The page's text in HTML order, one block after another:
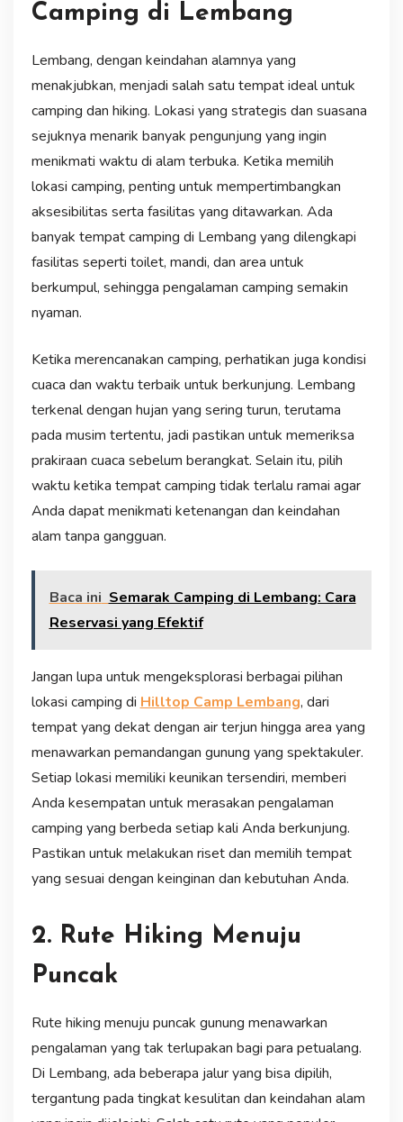
Camping di Lembang
Lembang, dengan keindahan alamnya yang
menakjubkan, menjadi salah satu tempat ideal untuk
camping dan hiking. Lokasi yang strategis dan suasana
sejuknya menarik banyak pengunjung yang ingin
menikmati waktu di alam terbuka. Ketika memilih
lokasi camping, penting untuk mempertimbangkan
aksesibilitas serta fasilitas yang ditawarkan. Ada
banyak tempat camping di Lembang yang dilengkapi
fasilitas seperti toilet, mandi, dan area untuk
berkumpul, sehingga pengalaman camping semakin
nyaman.
Ketika merencanakan camping, perhatikan juga kondisi
cuaca dan waktu terbaik untuk berkunjung. Lembang
terkenal dengan hujan yang sering turun, terutama
pada musim tertentu, jadi pastikan untuk memeriksa
prakiraan cuaca sebelum berangkat. Selain itu, pilih
waktu ketika tempat camping tidak terlalu ramai agar
Anda dapat menikmati ketenangan dan keindahan
alam tanpa gangguan.
Baca ini Semarak Camping di Lembang: Cara
Reservasi yang Efektif
Jangan lupa untuk mengeksplorasi berbagai pilihan
lokasi camping di Hilltop Camp Lembang, dari
tempat yang dekat dengan air terjun hingga area yang
menawarkan pemandangan gunung yang spektakuler.
Setiap lokasi memiliki keunikan tersendiri, memberi
Anda kesempatan untuk merasakan pengalaman
camping yang berbeda setiap kali Anda berkunjung.
Pastikan untuk melakukan riset dan memilih tempat
yang sesuai dengan keinginan dan kebutuhan Anda.
2. Rute Hiking Menuju
Puncak
Rute hiking menuju puncak gunung menawarkan
pengalaman yang tak terlupakan bagi para petualang.
Di Lembang, ada beberapa jalur yang bisa dipilih,
tergantung pada tingkat kesulitan dan keindahan alam